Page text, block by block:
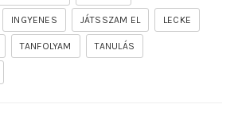
INGYENES JÁTSSZAM EL LECKE
TANFOLYAM TANULÁS